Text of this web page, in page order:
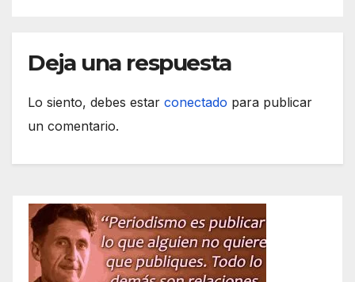
Deja una respuesta
Lo siento, debes estar conectado para publicar
un comentario.